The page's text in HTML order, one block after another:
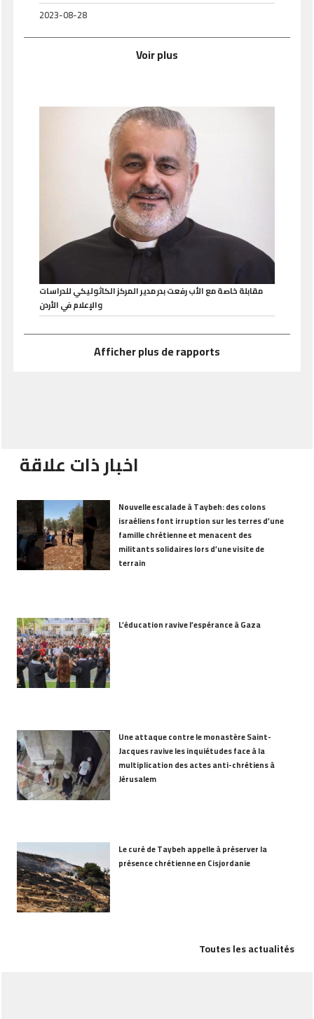
2023-08-28
Voir plus
مقابلة خاصة مع الأب رفعت بدر مدير المركز الكاثوليكي للدراسات
والإعلام في الأردن
Afficher plus de rapports
اخبار ذات علاقة
Nouvelle escalade à Taybeh: des colons
israéliens font irruption sur les terres d’une
famille chrétienne et menacent des
militants solidaires lors d’une visite de
terrain
L’éducation ravive l’espérance à Gaza
Une attaque contre le monastère Saint-
Jacques ravive les inquiétudes face à la
multiplication des actes anti-chrétiens à
Jérusalem
Le curé de Taybeh appelle à préserver la
présence chrétienne en Cisjordanie
Toutes les actualités